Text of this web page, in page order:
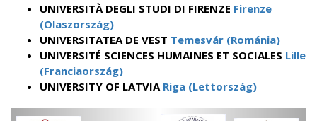
UNIVERSITÀ DEGLI STUDI DI FIRENZE Firenze
(Olaszország)
UNIVERSITATEA DE VEST Temesvár (Románia)
UNIVERSITÉ SCIENCES HUMAINES ET SOCIALES Lille
(Franciaország)
UNIVERSITY OF LATVIA Riga (Lettország)